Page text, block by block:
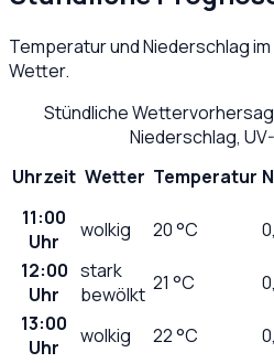
Temperatur und Niederschlag
Wetter.
Stündliche
Niederschlag,
Uhrzeit Wetter Temperatur
11:00
Uhr
wolkig 20°C
12:00
Uhr
stark
bewölkt 21 °C
13:00
Uhr
wolkig 22°C